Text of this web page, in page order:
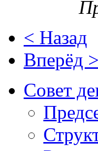
< Назад
Вперёд >
Совет